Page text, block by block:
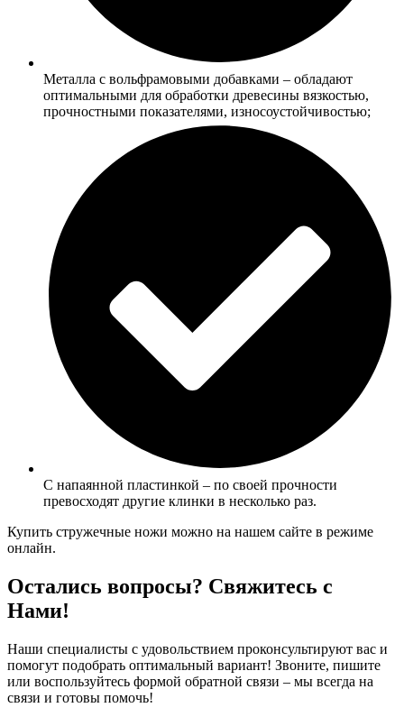
Металла с вольфрамовыми добавками – обладают
оптимальными для обработки древесины вязкостью,
прочностными показателями, износоустойчивостью;
С напаянной пластинкой – по своей прочности
превосходят другие клинки в несколько раз.
Купить стружечные ножи можно на нашем сайте в режиме
онлайн.
Остались вопросы? Свяжитесь с
Нами!
Наши специалисты с удовольствием проконсультируют вас и
помогут подобрать оптимальный вариант! Звоните, пишите
или воспользуйтесь формой обратной связи – мы всегда на
связи и готовы помочь!